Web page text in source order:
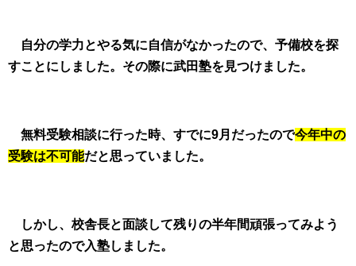
自分の学力とやる気に自信がなかったので、予備校を探
すことにしました。その際に武田塾を見つけました。
無料受験相談に行った時、すでに9月だったので今年中の
受験は不可能だと思っていました。
しかし、校舎長と面談して残りの半年間頑張ってみよう
と思ったので入塾しました。